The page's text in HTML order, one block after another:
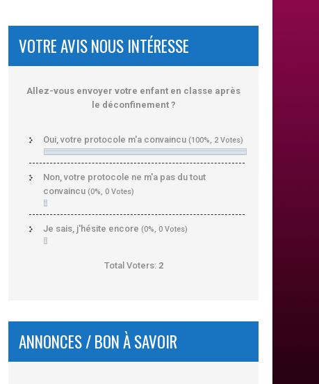
VOTRE AVIS NOUS INTÉRESSE
Allez-vous envoyer votre enfant en classe après
le déconfinement ?
Oui, votre protocole m'a convaincu (100%, 2 Votes)
Non, votre protocole ne m'a pas du tout
convaincu (0%, 0 Votes)
Je sais, j'hésite encore (0%, 0 Votes)
Total Voters: 2
ANNONCES / BON À SAVOIR